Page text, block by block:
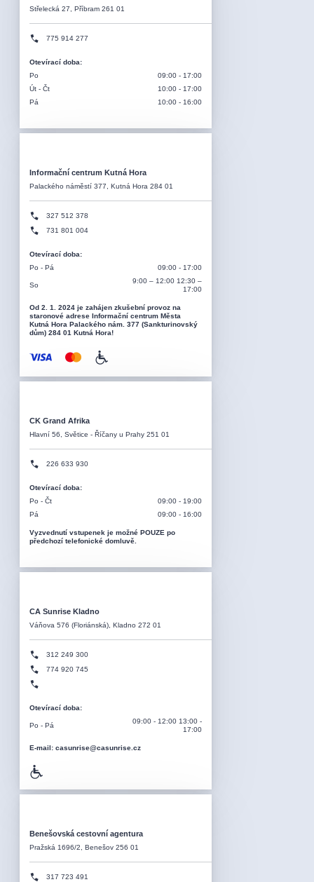
Střelecká 27, Příbram 261 01
775 914 277
Otevírací doba:
Po
09:00 - 17:00
Út - Čt
10:00 - 17:00
Pá
10:00 - 16:00
Informační centrum Kutná Hora
Palackého náměstí 377, Kutná Hora 284 01
327 512 378
731 801 004
Otevírací doba:
Po - Pá
09:00 - 17:00
So
9:00 – 12:00 12:30 –
17:00
Od 2. 1. 2024 je zahájen zkušební provoz na
staronové adrese Informační centrum Města
Kutná Hora Palackého nám. 377 (Sankturinovský
dům) 284 01 Kutná Hora!
CK Grand Afrika
Hlavní 56, Světice - Říčany u Prahy 251 01
226 633 930
Otevírací doba:
Po - Čt
09:00 - 19:00
Pá
09:00 - 16:00
Vyzvednutí vstupenek je možné POUZE po
předchozí telefonické domluvě.
CA Sunrise Kladno
Váňova 576 (Floriánská), Kladno 272 01
312 249 300
774 920 745
Otevírací doba:
Po - Pá
09:00 - 12:00 13:00 -
17:00
E-mail: casunrise@casunrise.cz
Benešovská cestovní agentura
Pražská 1696/2, Benešov 256 01
317 723 491